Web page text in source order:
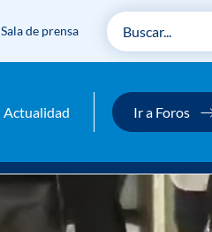
Actualidad Ir a Foros
Sala de prensa